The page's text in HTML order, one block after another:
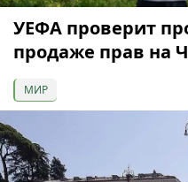
УЕФА проверит
продаже прав на
МИР